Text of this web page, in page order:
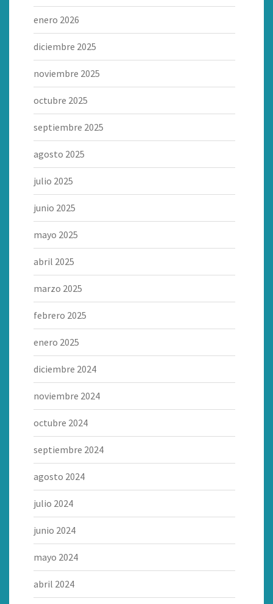
enero 2026
diciembre 2025
noviembre 2025
octubre 2025
septiembre 2025
agosto 2025
julio 2025
junio 2025
mayo 2025
abril 2025
marzo 2025
febrero 2025
enero 2025
diciembre 2024
noviembre 2024
octubre 2024
septiembre 2024
agosto 2024
julio 2024
junio 2024
mayo 2024
abril 2024